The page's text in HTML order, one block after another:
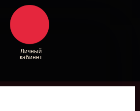
Личный
кабинет